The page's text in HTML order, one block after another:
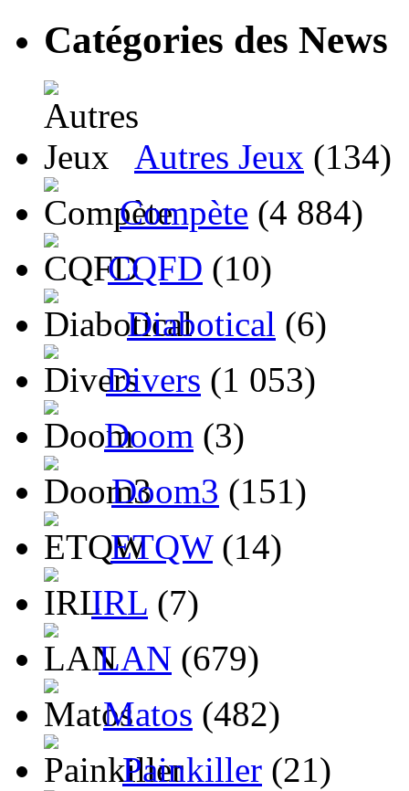
Catégories des News
Autres Jeux (134)
Compète (4 884)
CQFD (10)
Diabotical (6)
Divers (1 053)
Doom (3)
Doom3 (151)
ETQW(14)
IRL (7)
LAN (679)
Matos (482)
Painkiller (21)